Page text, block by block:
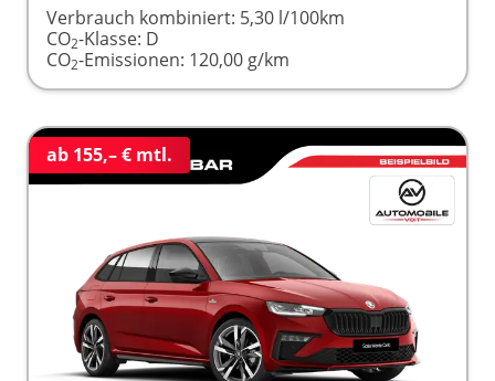
Verbrauch kombiniert: 5,30 l/100km
CO2-Klasse: D
CO2-Emissionen: 120,00 g/km
ab 155,– € mtl.